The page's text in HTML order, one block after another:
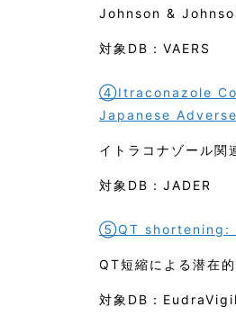
Johnson &
対象DB：VAERS
④Itraconazole
Japanese
イトラコナゾール関
対象DB：JADER
⑤QT shortening:
QT短縮による潜在
対象DB：